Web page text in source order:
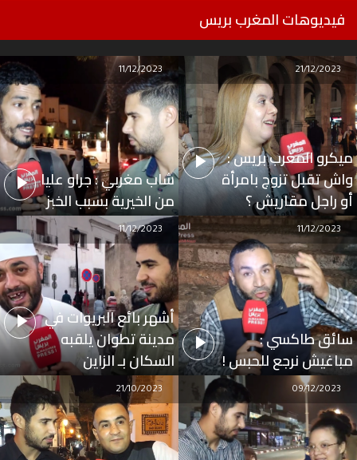
فيديوهات المغرب بريس
ميكرو المغرب بريس :
واش تقبل تزوج بامرأة
أو راجل مقاريش ؟
21/12/2023
شاب مغربي : جراو عليا
من الخيرية بسبب الخبز
11/12/2023
سائق طاكسي :
مباغيش نرجع للحبس !
11/12/2023
أشهر بائع البريوات في
مدينة تطوان يلقبه
السكان بـ الزاين
11/12/2023
09/12/2023
21/10/2023